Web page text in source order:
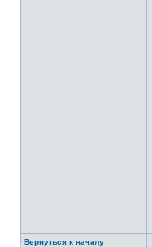
Вернуться к началу